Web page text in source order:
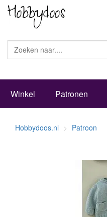
Winkel Patronen
Hobbydoos.nl Patroon